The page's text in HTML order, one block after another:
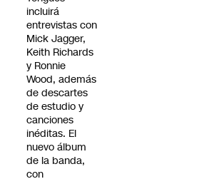
incluirá
entrevistas con
Mick Jagger,
Keith Richards
y Ronnie
Wood, además
de descartes
de estudio y
canciones
inéditas. El
nuevo álbum
de la banda,
con